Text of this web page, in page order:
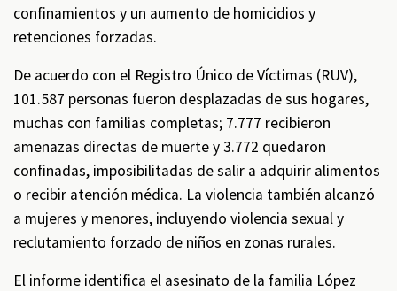
confinamientos y un aumento de homicidios y
retenciones forzadas.
De acuerdo con el Registro Único de Víctimas (RUV),
101.587 personas fueron desplazadas de sus hogares,
muchas con familias completas; 7.777 recibieron
amenazas directas de muerte y 3.772 quedaron
confinadas, imposibilitadas de salir a adquirir alimentos
o recibir atención médica. La violencia también alcanzó
a mujeres y menores, incluyendo violencia sexual y
reclutamiento forzado de niños en zonas rurales.
El informe identifica el asesinato de la familia López